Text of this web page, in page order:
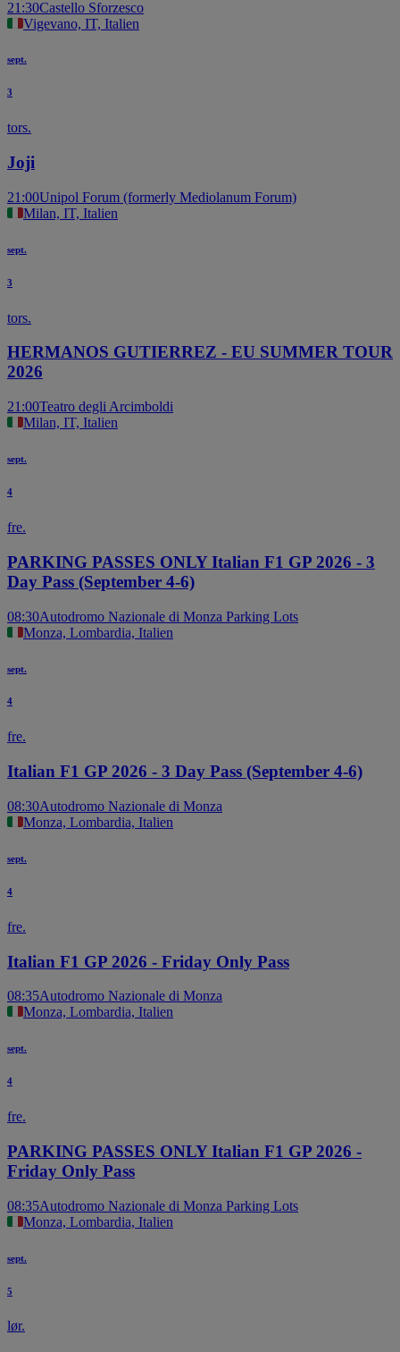
21:30Castello Sforzesco
Vigevano, IT, Italien
sept.
3
tors.
Joji
21:00Unipol Forum (formerly Mediolanum Forum)
Milan, IT, Italien
sept.
3
tors.
HERMANOS GUTIERREZ - EU SUMMER TOUR
2026
21:00Teatro degli Arcimboldi
Milan, IT, Italien
sept.
4
fre.
PARKING PASSES ONLY Italian F1 GP 2026 - 3
Day Pass (September 4-6)
08:30Autodromo Nazionale di Monza Parking Lots
Monza, Lombardia, Italien
sept.
4
fre.
Italian F1 GP 2026 - 3 Day Pass (September 4-6)
08:30Autodromo Nazionale di Monza
Monza, Lombardia, Italien
sept.
4
fre.
Italian F1 GP 2026 - Friday Only Pass
08:35Autodromo Nazionale di Monza
Monza, Lombardia, Italien
sept.
4
fre.
PARKING PASSES ONLY Italian F1 GP 2026 -
Friday Only Pass
08:35Autodromo Nazionale di Monza Parking Lots
Monza, Lombardia, Italien
sept.
5
lør.